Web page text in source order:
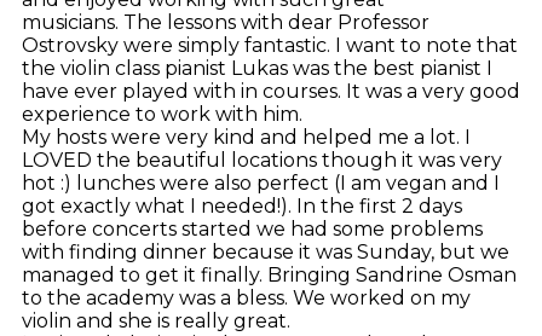
musicians. The lessons with dear Professor
Ostrovsky were simply fantastic. I want to note that
the violin class pianist Lukas was the best pianist I
have ever played with in courses. It was a very good
experience to work with him.
My hosts were very kind and helped me a lot. I
LOVED the beautiful locations though it was very
hot :) lunches were also perfect (I am vegan and I
got exactly what I needed!). In the first 2 days
before concerts started we had some problems
with finding dinner because it was Sunday, but we
managed to get it finally. Bringing Sandrine Osman
to the academy was a bless. We worked on my
violin and she is really great.